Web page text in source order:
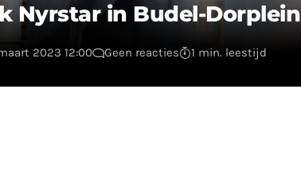
Nyrstar in Budel-Dorplein
2023 12:00 Geen reacties 1 min. leestijd